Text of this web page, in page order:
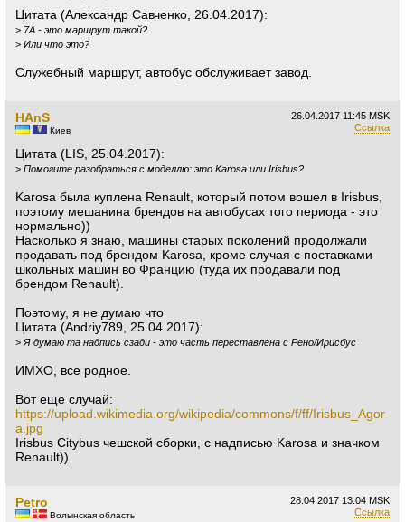
Цитата (Александр Савченко, 26.04.2017):
> 7А - это маршрут такой?
> Или что это?
Служебный маршрут, автобус обслуживает завод.
26.04.2017 11:45 MSK
Ссылка
HAnS
Киев
Цитата (LIS, 25.04.2017):
> Помогите разобраться с моделлю: это Karosa или Irisbus?
Karosa была куплена Renault, который потом вошел в Irisbus,
поэтому мешанина брендов на автобусах того периода - это
нормально))
Насколько я знаю, машины старых поколений продолжали
продавать под брендом Karosa, кроме случая с поставками
школьных машин во Францию (туда их продавали под
брендом Renault).
Поэтому, я не думаю что
Цитата (Andriy789, 25.04.2017):
> Я думаю та надпись сзади - это часть переставлена с Рено/Ирисбус
ИМХО, все родное.
Вот еще случай:
https://upload.wikimedia.org/wikipedia/commons/f/ff/Irisbus_Agor
a.jpg
Irisbus Citybus чешской сборки, с надписью Karosa и значком
Renault))
28.04.2017 13:04 MSK
Ссылка
Petro
Волынская область